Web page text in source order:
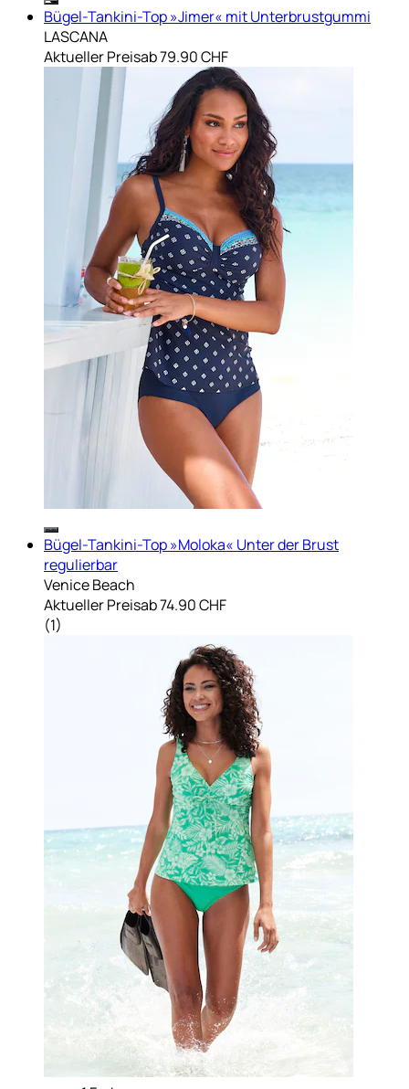
Bügel-Tankini-Top »Jimer« mit Unterbrustgummi
LASCANA
Aktueller Preisab79.90 CHF
Bügel-Tankini-Top »Moloka« Unter der Brust
regulierbar
Venice Beach
Aktueller Preisab74.90 CHF
(1)